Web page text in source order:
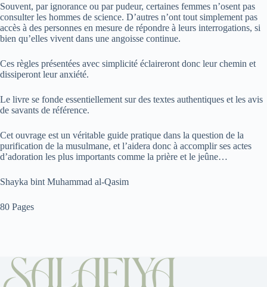
Souvent, par ignorance ou par pudeur, certaines femmes n’osent pas
consulter les hommes de science. D’autres n’ont tout simplement pas
accès à des personnes en mesure de répondre à leurs interrogations, si
bien qu’elles vivent dans une angoisse continue.
Ces règles présentées avec simplicité éclaireront donc leur chemin et
dissiperont leur anxiété.
Le livre se fonde essentiellement sur des textes authentiques et les avis
de savants de référence.
Cet ouvrage est un véritable guide pratique dans la question de la
purification de la musulmane, et l’aidera donc à accomplir ses actes
d’adoration les plus importants comme la prière et le jeûne…
Shayka bint Muhammad al-Qasim
80 Pages